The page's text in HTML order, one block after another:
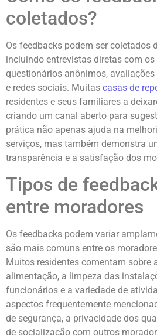
coletados?
Os feedbacks podem ser coletados
incluindo entrevistas diretas com os
questionários anônimos,
e redes sociais. Muitas casas de
residentes e seus familiares a
criando um canal aberto para
prática não apenas ajuda na
serviços, mas também demonstra
transparência e a satisfação dos
Tipos de
entre moradores
Os feedbacks podem variar
são mais comuns entre os
Muitos residentes comentam sobre
alimentação, a limpeza das
funcionários e a variedade de
aspectos frequentemente
de segurança, a privacidade dos
de socialização com outros